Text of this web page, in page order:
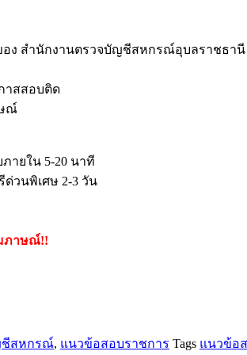
อง สํานักงานตรวจบัญชีสหกรณ์อุบลราชธ
าสสอบติด
ณ์
ภายใน 5-20 นาที
ด่วนพิเศษ 2-3 วัน
ภาษณ์!!
ชีสหกรณ์, แนวข้อสอบราชการ Tags แนวข้อ